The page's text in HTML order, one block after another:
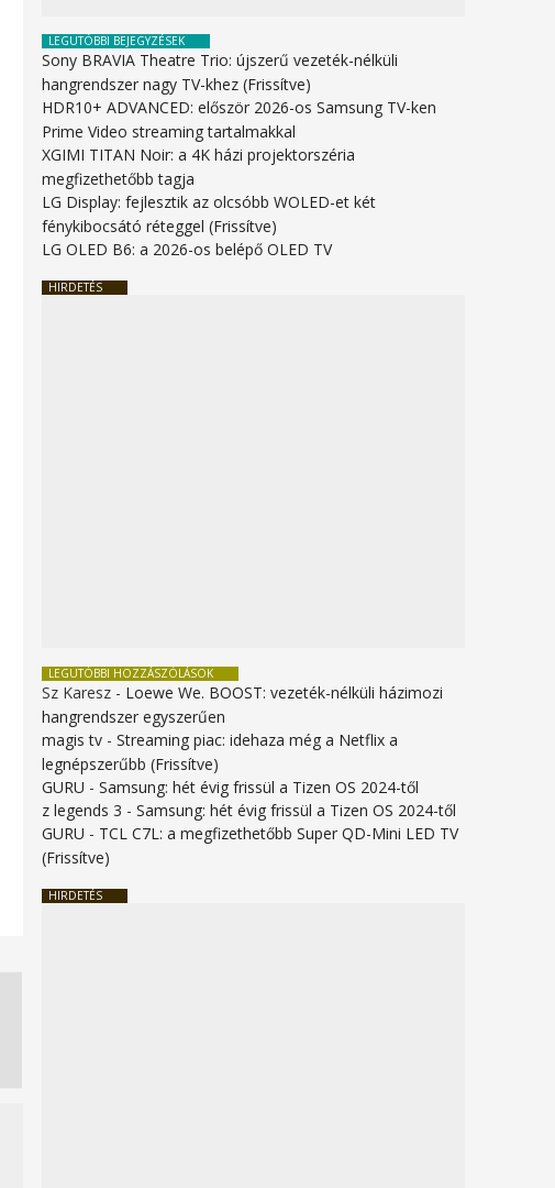
LEGUTÓBBI BEJEGYZÉSEK
Sony BRAVIA Theatre Trio: újszerű vezeték-nélküli
hangrendszer nagy TV-khez (Frissítve)
HDR10+ ADVANCED: először 2026-os Samsung TV-ken
Prime Video streaming tartalmakkal
XGIMI TITAN Noir: a 4K házi projektorszéria
megfizethetőbb tagja
LG Display: fejlesztik az olcsóbb WOLED-et két
fénykibocsátó réteggel (Frissítve)
LG OLED B6: a 2026-os belépő OLED TV
HIRDETÉS
LEGUTÓBBI HOZZÁSZÓLÁSOK
Sz Karesz - Loewe We. BOOST: vezeték-nélküli házimozi
hangrendszer egyszerűen
magis tv -Streaming piac: idehaza még a Netflix a
legnépszerűbb (Frissítve)
GURU -Samsung: hét évig frissül a Tizen OS 2024-től
z legends 3 -Samsung: hét évig frissül a Tizen OS 2024-től
GURU - TCL C7L: a megfizethetőbb Super QD-Mini LED TV
(Frissítve)
HIRDETÉS